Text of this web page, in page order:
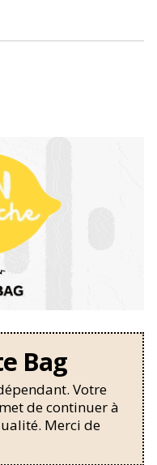
Bag
Votre
de continuer à
Merci de